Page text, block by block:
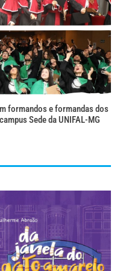
formandos e formandas dos
Sede da UNIFAL-MG